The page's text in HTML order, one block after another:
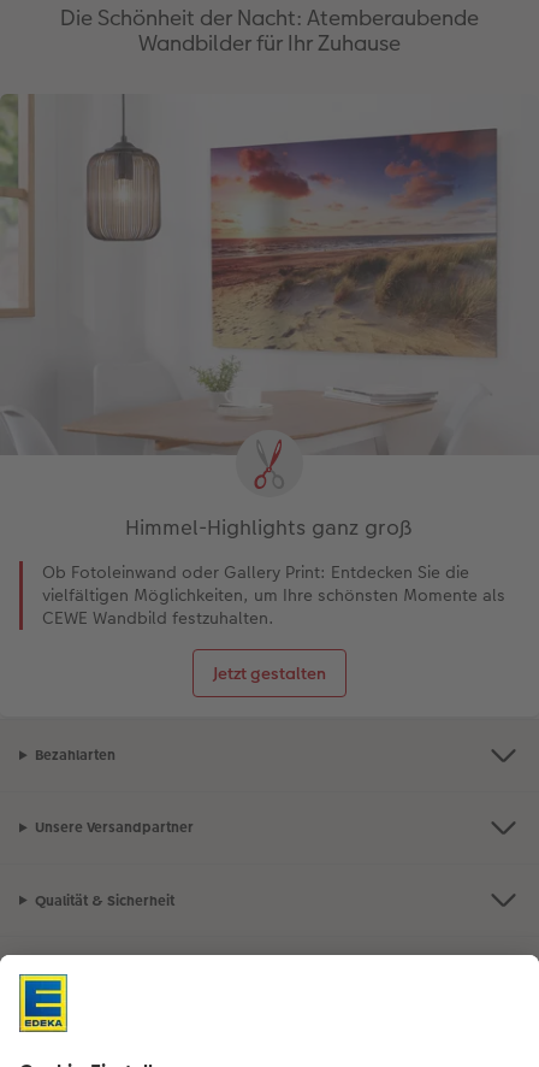
Die Schönheit der Nacht: Atemberaubende
Wandbilder für Ihr Zuhause
Himmel-Highlights ganz groß
Ob Fotoleinwand oder Gallery Print: Entdecken Sie die
vielfältigen Möglichkeiten, um Ihre schönsten Momente als
CEWE Wandbild festzuhalten.
Jetzt gestalten
Bezahlarten
Unsere Versandpartner
Qualität & Sicherheit
Nachhaltigkeit bei CEWE